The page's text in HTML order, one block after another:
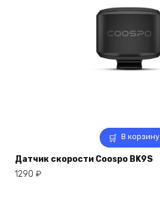
В корзину
Датчик скорости Coospo BK9S
1290 ₽